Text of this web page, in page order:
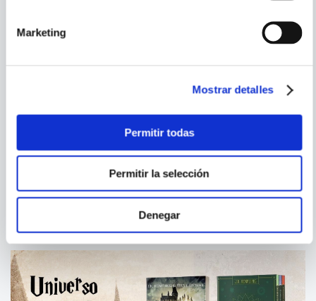
Marketing
Mostrar detalles
Permitir todas
Permitir la selección
Denegar
BROKEN EYE
MARY W. SHELLEY;
FRANKENSTEIN (NOVELA